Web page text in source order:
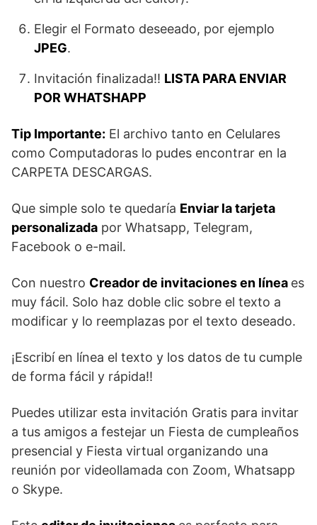
Elegir el Formato deseeado, por ejemplo
JPEG.
Invitación finalizada!! LISTA PARA ENVIAR
POR WHATSHAPP
Tip Importante: El archivo tanto en Celulares
como Computadoras lo pudes encontrar en la
CARPETA DESCARGAS.
Que simple solo te quedaría Enviar la tarjeta
personalizada por Whatsapp, Telegram,
Facebook o e-mail.
Con nuestro Creador de invitaciones en línea es
muy fácil. Solo haz doble clic sobre el texto a
modificar y lo reemplazas por el texto deseado.
¡Escribí en línea el texto y los datos de tu cumple
de forma fácil y rápida!!
Puedes utilizar esta invitación Gratis para invitar
a tus amigos a festejar un Fiesta de cumpleaños
presencial y Fiesta virtual organizando una
reunión por videollamada con Zoom, Whatsapp
o Skype.